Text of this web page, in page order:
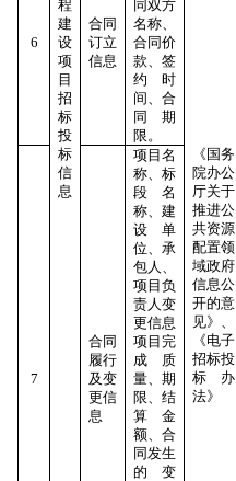
程
建
设
项
目
招
标
投
标
信
息
6
合同
订立
信息
同双方
名称、
合同价
款、签
约时
间、合
同期
限。
《国务
院办公
厅关于
推进公
共资源
配置领
域政府
信息公
开的意
见》、
《电子
招标投
标办
法》
7
合同
履行
及变
更信
息
项目名
称、标
段名
称、建
设单
位、承
包人、
项目负
责人变
更信息
项目完
成质
量、期
限、结
算金
额、合
同发生
的变